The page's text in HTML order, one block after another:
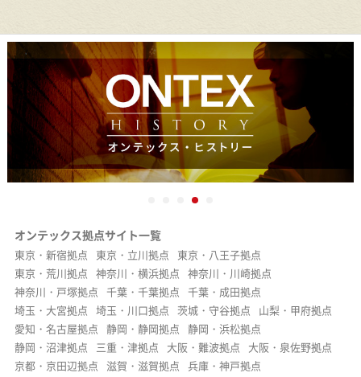
オンテックス拠点サイト一覧
東京・新宿拠点 東京・立川拠点
東京・八王子拠点
東京・荒川拠点 神奈川・横浜拠点 神奈川・川崎拠点
神奈川・戸塚拠点
千葉・千葉拠点
千葉・成田拠点
埼玉・大宮拠点 埼玉・川口拠点 茨城・守谷拠点
山梨・甲府拠点
愛知・名古屋拠点 静岡・静岡拠点 静岡・浜松拠点
静岡・沼津拠点
三重・津拠点 大阪・難波拠点
大阪・泉佐野拠点
京都・京田辺拠点 滋賀・滋賀拠点 兵庫・神戸拠点